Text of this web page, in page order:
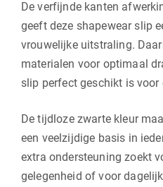
De verfijnde kanten
geeft deze shapewear slip
vrouwelijke uitstraling.
materialen voor optimaal
slip perfect geschikt is voor
De tijdloze zwarte kleur
een veelzijdige basis in
extra ondersteuning zoekt
gelegenheid of voor